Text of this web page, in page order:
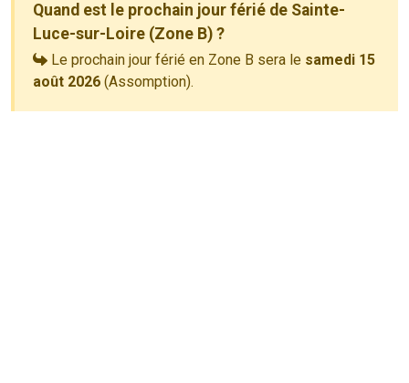
Quand est le prochain jour férié de Sainte-
Luce-sur-Loire (Zone B) ?
Le prochain jour férié en Zone B sera le samedi 15
août 2026 (Assomption).